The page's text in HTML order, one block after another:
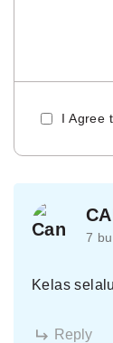
I Agree
7
Kelas selalu
Reply